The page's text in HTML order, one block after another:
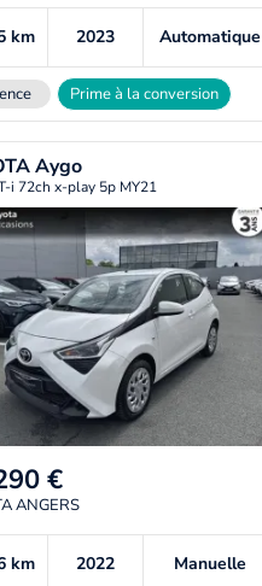
km 2023 Automatique
Prime à la conversion
Aygo
i 72ch x-play 5p MY21
€
ANGERS
km 2022 Manuelle